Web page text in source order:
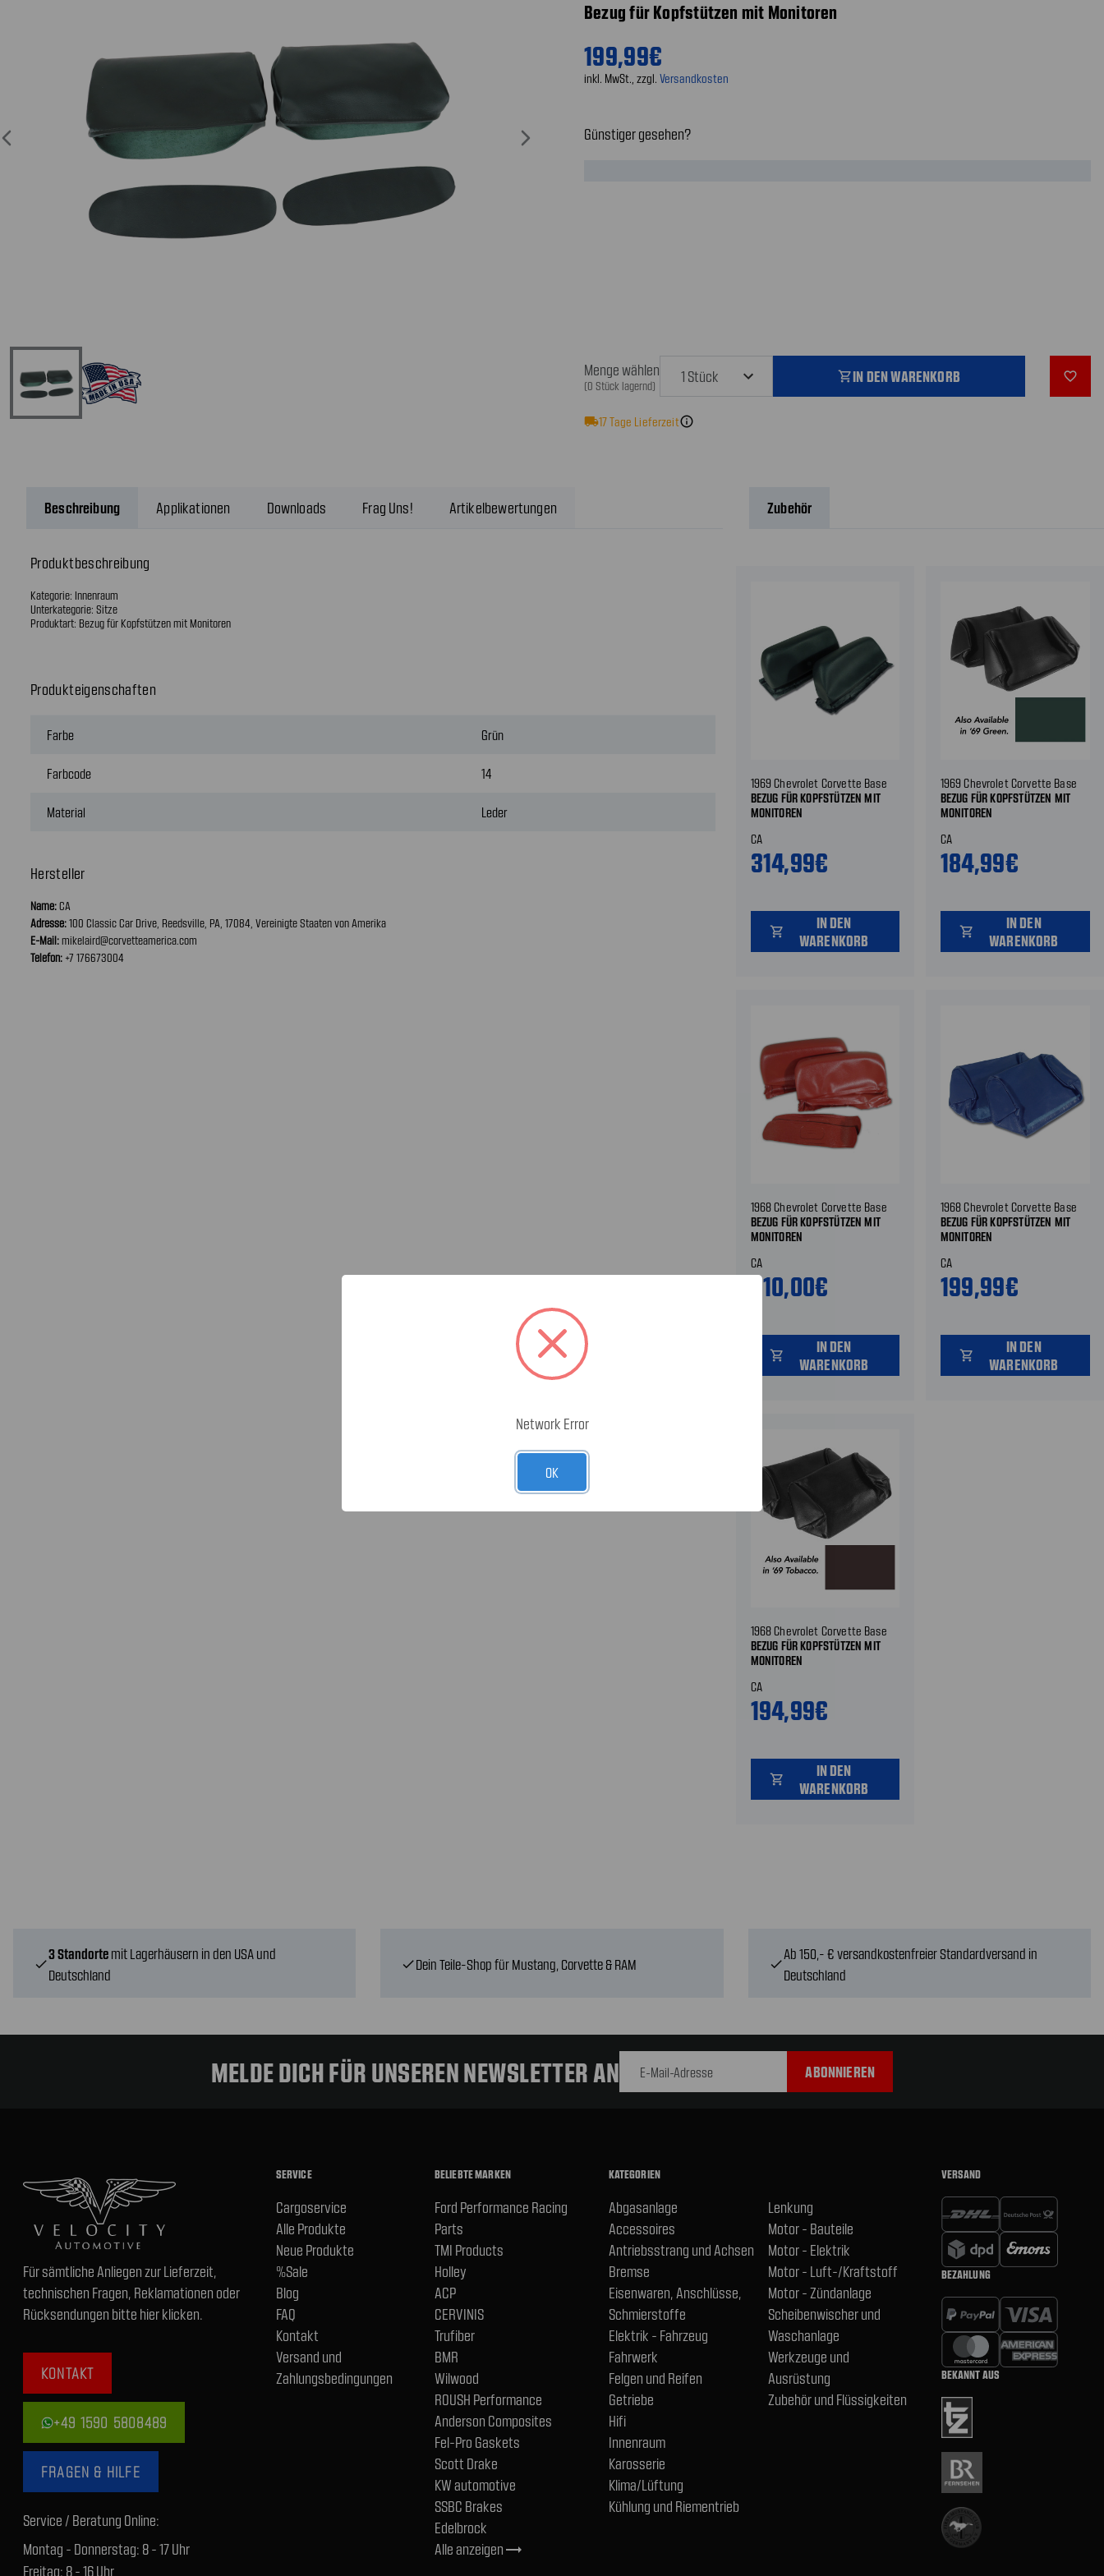
Bezug für Kopfstützen mit Monitoren
199,99€
inkl. MwSt., zzgl. Versandkosten
Günstiger gesehen?
Menge wählen
(0 Stück lagernd)
shopping_cartIN DEN WARENKORB favorite_outline
local_shipping17Tage Lieferzeitinfo
Beschreibung Applikationen Downloads Frag Uns! Artikelbewertungen
Produktbeschreibung
Kategorie: Innenraum
Unterkategorie: Sitze
Produktart: Bezug für Kopfstützen mit Monitoren
Produkteigenschaften
Farbe Grün
Farbcode 14
Material Leder
Hersteller
Name:CA
Adresse:100 Classic Car Drive, Reedsville, PA, 17084, Vereinigte Staaten von Amerika
E-Mail:mikelaird@corvetteamerica.com
Telefon: +7 176673004
Zubehör
1969 Chevrolet Corvette Base
BEZUG FÜR KOPFSTÜTZEN MIT
MONITOREN
CA
314,99€
shopping_cart
IN DEN
WARENKORB
1969 Chevrolet Corvette Base
BEZUG FÜR KOPFSTÜTZEN MIT
MONITOREN
CA
184,99€
shopping_cart
IN DEN
WARENKORB
1968 Chevrolet Corvette Base
BEZUG FÜR KOPFSTÜTZEN MIT
MONITOREN
CA
310,00€
shopping_cart
IN DEN
WARENKORB
1968 Chevrolet Corvette Base
BEZUG FÜR KOPFSTÜTZEN MIT
MONITOREN
CA
199,99€
shopping_cart
IN DEN
WARENKORB
1968 Chevrolet Corvette Base
BEZUG FÜR KOPFSTÜTZEN MIT
MONITOREN
CA
194,99€
shopping_cart
IN DEN
WARENKORB
check
3 Standorte mit Lagerhäusern in den USA und
Deutschland
checkDein Teile-Shop für Mustang, Corvette & RAM check
Ab 150,- € versandkostenfreier Standardversand in
Deutschland
MELDE DICH FÜR UNSEREN NEWSLETTER AN
Für sämtliche Anliegen zur Lieferzeit,
technischen Fragen, Reklamationen oder
Rücksendungen bitte hier klicken.
KONTAKT
+49 1590 5808489
FRAGEN & HILFE
Service / Beratung Online:
Montag - Donnerstag: 8 - 17 Uhr
Freitag: 8 - 16 Uhr
SERVICE
Cargoservice
Alle Produkte
Neue Produkte
%Sale
Blog
FAQ
Kontakt
Versand und
Zahlungsbedingungen
BELIEBTE MARKEN
Ford Performance Racing
Parts
TMI Products
Holley
ACP
CERVINIS
Trufiber
BMR
Wilwood
ROUSH Performance
Anderson Composites
Fel-Pro Gaskets
Scott Drake
KW automotive
SSBC Brakes
Edelbrock
Alle anzeigentrending_flat
KATEGORIEN
Abgasanlage
Accessoires
Antriebsstrang und Achsen
Bremse
Eisenwaren, Anschlüsse,
Schmierstoffe
Elektrik - Fahrzeug
Fahrwerk
Felgen und Reifen
Getriebe
Hifi
Innenraum
Karosserie
Klima/Lüftung
Kühlung und Riementrieb
Lenkung
Motor - Bauteile
Motor - Elektrik
Motor - Luft-/Kraftstoff
Motor - Zündanlage
Scheibenwischer und
Waschanlage
Werkzeuge und
Ausrüstung
Zubehör und Flüssigkeiten
VERSAND
BEZAHLUNG
BEKANNT AUS
Network Error
OK